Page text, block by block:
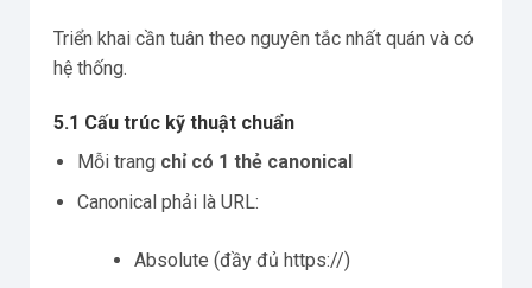
Triển khai cần tuân theo nguyên tắc nhất quán và có
hệ thống.
5.1 Cấu trúc kỹ thuật chuẩn
Mỗi trang chỉ có 1 thẻ canonical
Canonical phải là URL:
Absolute (đầy đủ https://)